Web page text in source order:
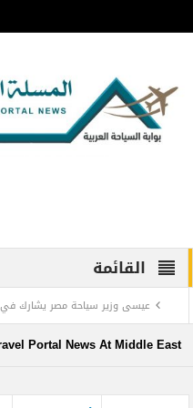
القائمة
عيسى وزير سياحة مصر يشارك في
الدولي للسفر والسياحة
Portal News At Middle East